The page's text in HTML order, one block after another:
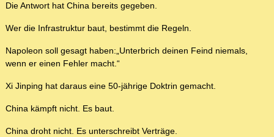
Die Antwort hat China bereits gegeben.
Wer die Infrastruktur baut, bestimmt die Regeln.
Napoleon soll gesagt haben:„Unterbrich deinen Feind niemals,
wenn er einen Fehler macht.“
Xi Jinping hat daraus eine 50-jährige Doktrin gemacht.
China kämpft nicht. Es baut.
China droht nicht. Es unterschreibt Verträge.